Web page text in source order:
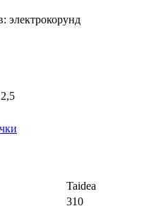
электрокорунд
Taidea
310